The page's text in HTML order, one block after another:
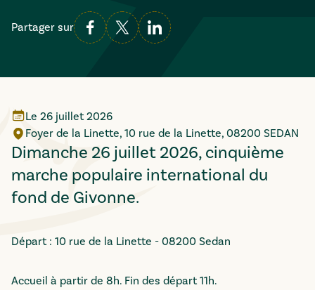
Partager sur
Le 26 juillet 2026
Foyer de la Linette, 10 rue de la Linette, 08200 SEDAN
Dimanche 26 juillet 2026, cinquième
marche populaire international du
fond de Givonne.
Départ : 10 rue de la Linette - 08200 Sedan
Accueil à partir de 8h. Fin des départ 11h.